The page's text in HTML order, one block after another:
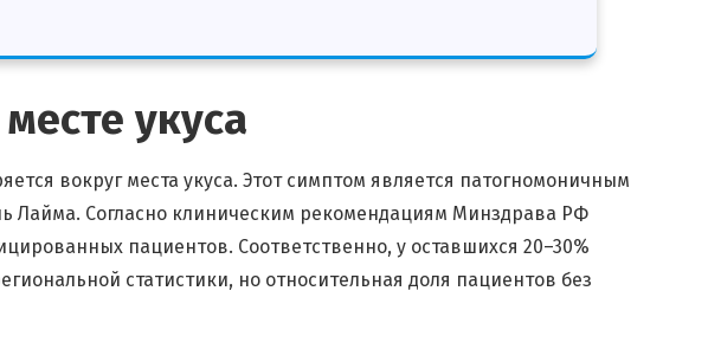
укуса
вокруг места укуса. Этот симптом является патогномоничным
Лайма. Согласно клиническим рекомендациям Минздрава РФ
пациентов. Соответственно, у оставшихся 20–30%
статистики, но относительная доля пациентов без